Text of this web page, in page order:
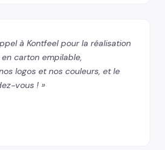
à Kontfeel pour la réalisation
carton empilable,
logos et nos couleurs, et le
vous ! »